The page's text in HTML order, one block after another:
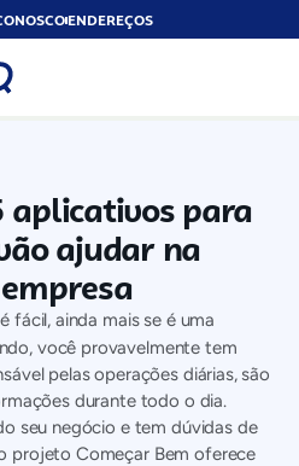
ENDEREÇOS
aplicativos para
ajudar na
fácil, ainda mais se é uma
você provavelmente tem
pelas operações diárias, são
durante todo o dia.
seu negócio e tem dúvidas de
projeto Começar Bem oferece